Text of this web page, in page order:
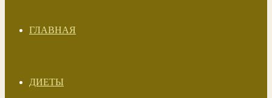
ГЛАВНАЯ
ДИЕТЫ